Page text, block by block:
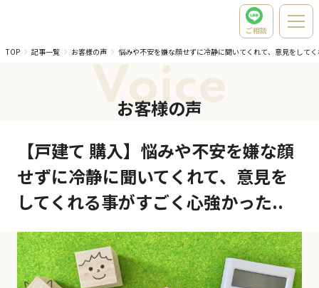
ご相談
TOP
記事一覧 お客様の声 悩みや不安を嫌な顔せずに冷静に聞いてくれて、意見をして
Voice
お客様の声
【戸建て 購入】悩みや不安を嫌な顔
せずに冷静に聞いてくれて、意見を
してくれる事がすごく心強かった..